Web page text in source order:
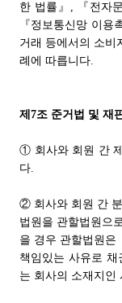
한 법률』, 『전자
『정보통신망 이
거래 등에서의 소비
례에 따릅니다.
제7조 준거법 및 재
① 회사와 회원 간
다.
② 회사와 회원 간
법원을 관할법원으
을 경우 관할법원은
책임있는 사유로
는 회사의 소재지인